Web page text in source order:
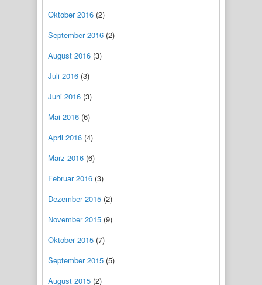
Oktober 2016 (2)
September 2016 (2)
August 2016 (3)
Juli 2016 (3)
Juni 2016 (3)
Mai 2016 (6)
April 2016 (4)
März 2016 (6)
Februar 2016 (3)
Dezember 2015 (2)
November 2015 (9)
Oktober 2015 (7)
September 2015 (5)
August 2015 (2)